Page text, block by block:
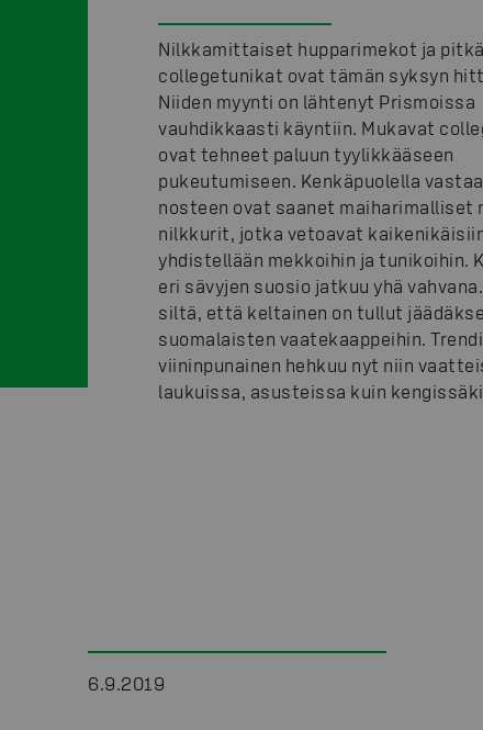
Nilkkamittaiset hupparimekot ja
collegetunikat ovat tämän syksyn
Niiden myynti on lähtenyt Prismoissa
vauhdikkaasti käyntiin. Mukavat
ovat tehneet paluun tyylikkääseen
pukeutumiseen. Kenkäpuolella
nosteen ovat saanet maiharimalliset
nilkkurit, jotka vetoavat
yhdistellään mekkoihin ja tunikoihin.
eri sävyjen suosio jatkuu yhä
siltä, että keltainen on tullut
suomalaisten vaatekaappeihin.
viininpunainen hehkuu nyt niin
laukuissa, asusteissa kuin
6.9.2019